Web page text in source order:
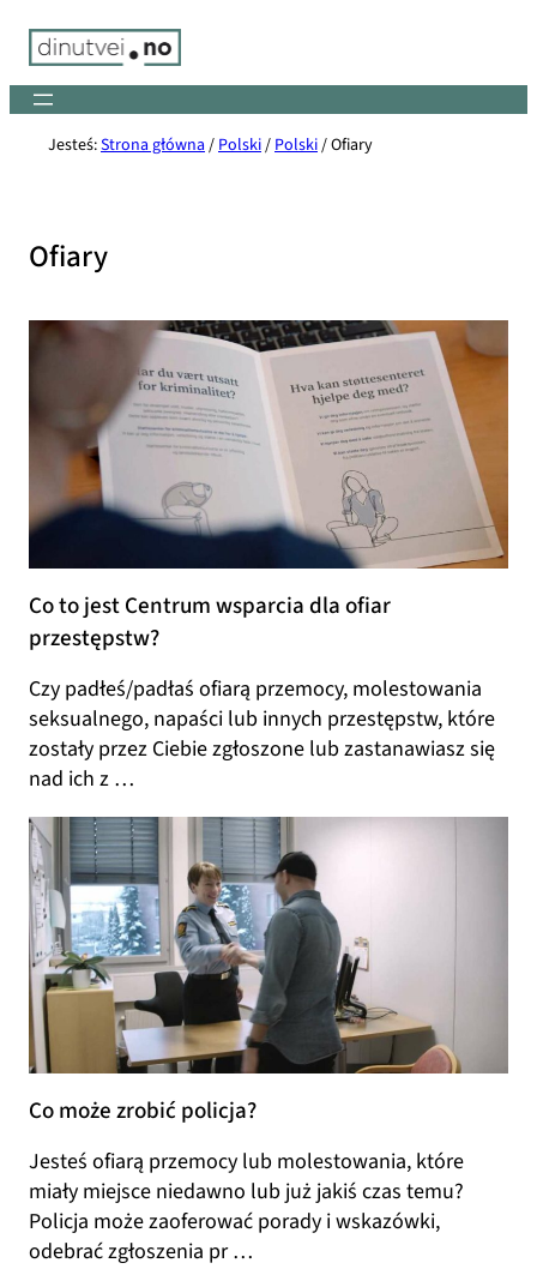
Skip
content
Jesteś:Strona główna/Polski/Polski/Ofiary
Ofiary
Co to jest Centrum wsparcia dla ofiar
przestępstw?
Czy padłeś/padłaś ofiarą przemocy, molestowania
seksualnego, napaści lub innych przestępstw, które
zostały przez Ciebie zgłoszone lub zastanawiasz się
nad ich z …
Co może zrobić policja?
Jesteś ofiarą przemocy lub molestowania, które
miały miejsce niedawno lub już jakiś czas temu?
Policja może zaoferować porady i wskazówki,
odebrać zgłoszenia pr …